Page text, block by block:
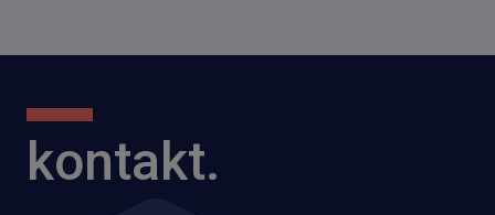
kontakt.